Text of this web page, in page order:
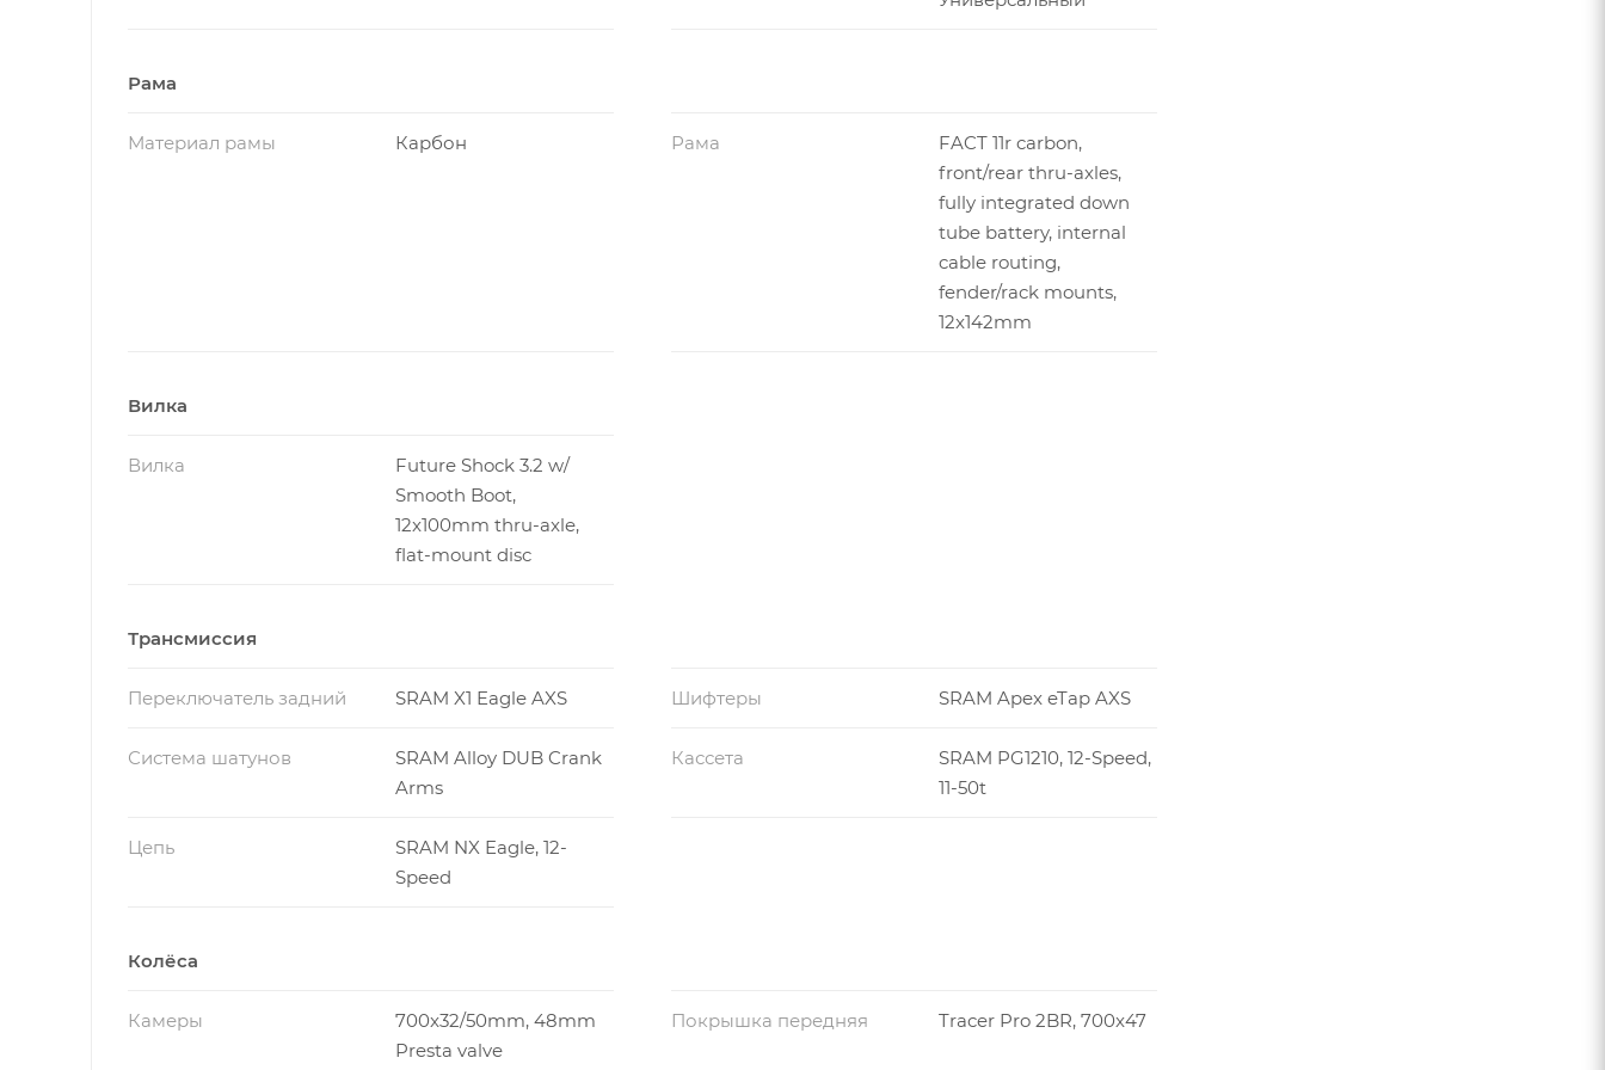
Рама
Материал рамы Карбон Рама
FACT 11r carbon,
front/rear thru-axles,
fully integrated down
tube battery, internal
cable routing,
fender/rack mounts,
12x142mm
Вилка
Вилка
Future Shock 3.2 w/
Smooth Boot,
12x100mm thru-axle,
flat-mount disc
Трансмиссия
Переключатель задний SRAM X1 Eagle AXS Шифтеры SRAM Apex eTap AXS
Система шатунов
SRAM Alloy DUB Crank
Arms
Кассета
SRAM PG1210, 12-Speed,
11-50t
Цепь
SRAM NX Eagle, 12-
Speed
Колёса
Камеры
700x32/50mm, 48mm
Presta valve
Покрышка передняя Tracer Pro 2BR, 700x47